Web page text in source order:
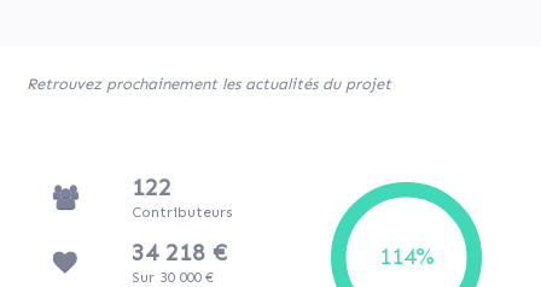
Retrouvez prochainement les actualités du projet
122
Contributeurs
34 218 €
Sur 30 000 €